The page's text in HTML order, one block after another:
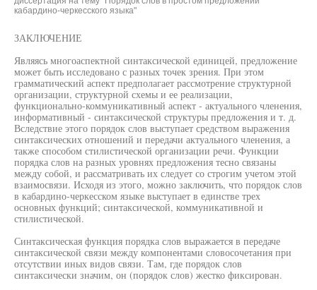
кабардино-черкесского языка"
ЗАКЛЮЧЕНИЕ
Являясь многоаспектной синтаксической единицей, предложение
может быть исследовано с разных точек зрения. При этом
грамматический аспект предполагает рассмотрение структурной
организации, структурной схемы и ее реализации,
функционально-коммуникативный аспект - актуального членения,
информативный - синтаксической структуры предложения и т. д.
Вследствие этого порядок слов выступает средством выражения
синтаксических отношений и передачи актуального членения, а
также способом стилистической организации речи. Функции
порядка слов на разных уровнях предложения тесно связаны
между собой, и рассматривать их следует со строгим учетом этой
взаимосвязи. Исходя из этого, можно заключить, что порядок слов
в кабардино-черкесском языке выступает в единстве трех
основных функций; синтаксической, коммуникативной и
стилистической.
Синтаксическая функция порядка слов выражается в передаче
синтаксической связи между компонентами словосочетания при
отсутствии иных видов связи. Там, где порядок слов
синтаксически значим, он (порядок слов) жестко фиксирован.